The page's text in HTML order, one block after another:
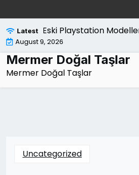
to
content
Latest
Eski Playstation Modelleri
August 9, 2026
Mermer Doğal Taşlar
Mermer Doğal Taşlar
Uncategorized